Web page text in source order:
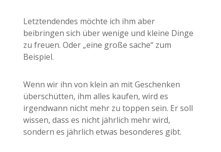
Letztendendes möchte ich ihm aber
beibringen sich über wenige und kleine Dinge
zu freuen. Oder „eine große sache“ zum
Beispiel.
Wenn wir ihn von klein an mit Geschenken
überschütten, ihm alles kaufen, wird es
irgendwann nicht mehr zu toppen sein. Er soll
wissen, dass es nicht jährlich mehr wird,
sondern es jährlich etwas besonderes gibt.